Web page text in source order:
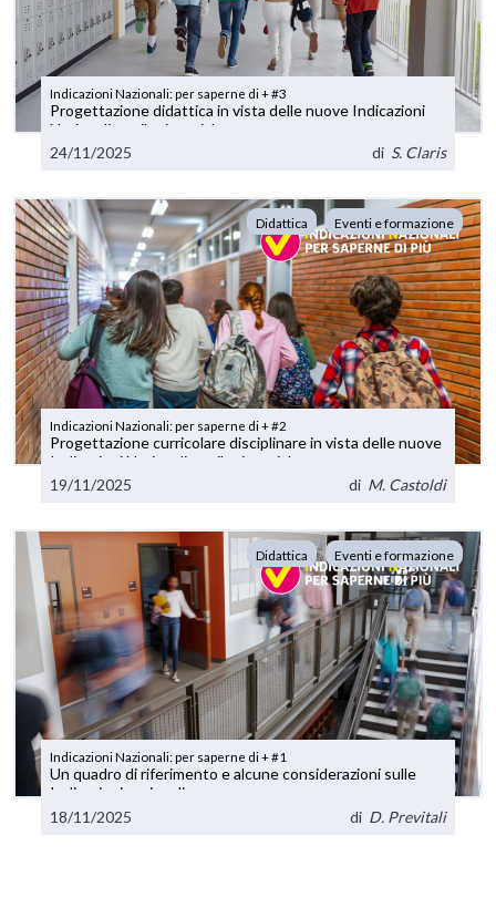
Indicazioni Nazionali: per saperne di + #3
Progettazione didattica in vista delle nuove Indicazioni
Nazionali per il primo ciclo
24/11/2025
di S. Claris
Didattica Eventi e formazione
Indicazioni Nazionali: per saperne di + #2
Progettazione curricolare disciplinare in vista delle nuove
Indicazioni Nazionali per il primo ciclo
19/11/2025
di M. Castoldi
Didattica Eventi e formazione
Indicazioni Nazionali: per saperne di + #1
Un quadro di riferimento e alcune considerazioni sulle
Indicazioni nazionali
18/11/2025
di D. Previtali